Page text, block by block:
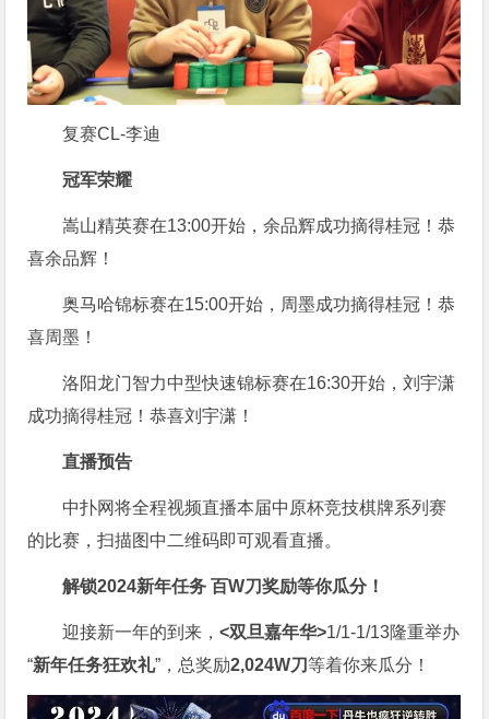
复赛CL-李迪
冠军荣耀
嵩山精英赛在13:00开始，余品辉成功摘得桂冠！恭
喜余品辉！
奥马哈锦标赛在15:00开始，周墨成功摘得桂冠！恭
喜周墨！
洛阳龙门智力中型快速锦标赛在16:30开始，刘宇潇
成功摘得桂冠！恭喜刘宇潇！
直播预告
中扑网将全程视频直播本届中原杯竞技棋牌系列赛
的比赛，扫描图中二维码即可观看直播。
解锁2024新年任务百W刀奖励等你瓜分！
迎接新一年的到来，<双旦嘉年华>1/1-1/13隆重举办
“新年任务狂欢礼”，总奖励2,024W刀等着你来瓜分！